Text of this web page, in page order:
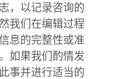
，以记录咨询的
我们在编辑过程
息的完整性或准
如果我们酌情发
事并进行适当的